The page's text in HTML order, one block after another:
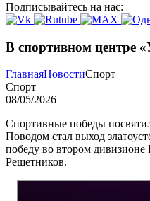
Подписывайтесь на нас:
В спортивном центре
ГлавнаяНовостиСпорт
Спорт
08/05/2026
Спортивные победы
Поводом стал выход
победу во втором
Решетников.